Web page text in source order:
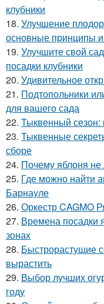
клубники
18. Улучшение
основные принципы
19. Улучшите свой
посадки клубники
20. Удивительное
21. Подтопольники
для вашего сада
22. Тыквенный сезон:
23. Тыквенные
сборе
24. Почему яблоня не
25. Где можно найти
Барнауле
26. Оркестр CAGMO
27. Времена посадки
зонах
28. Быстрорастущие
вырастить
29. Выбор лучших
году